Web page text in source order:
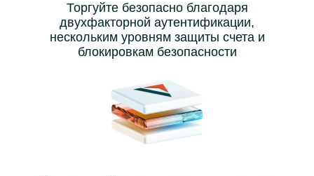
Торгуйте безопасно благодаря
двухфакторной аутентификации,
нескольким уровням защиты счета и
блокировкам безопасности